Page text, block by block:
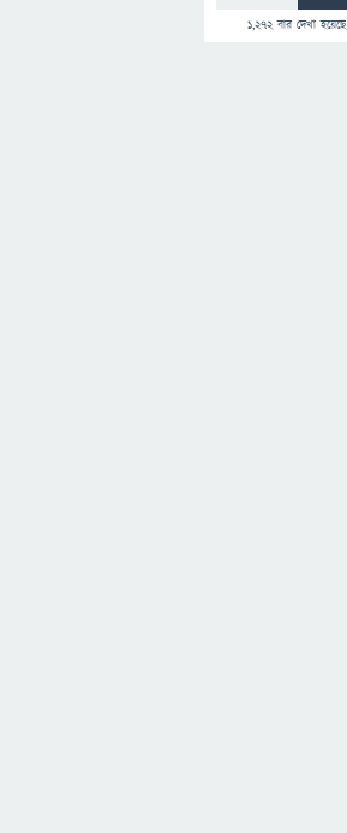
1,272বার দেখা হয়েছে